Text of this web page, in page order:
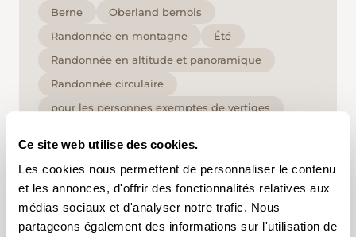
Ce site web utilise des cookies.
Les cookies nous permettent de personnaliser le contenu
et les annonces, d'offrir des fonctionnalités relatives aux
médias sociaux et d'analyser notre trafic. Nous
partageons également des informations sur l'utilisation de
Berne
Oberland bernois
Randonnée en montagne
Été
Randonnée en altitude et panoramique
Randonnée circulaire
pour les personnes exemptes de vertiges
En cliquant sur un mot-clé, vous pouvez l'ajouter à
votre compte d'utilisateur et obtenir des contenus
adaptés à vos centres d'intérêt. Les mots-clés ne
peuvent être enregistrés que dans un compte
d'utilisateur.